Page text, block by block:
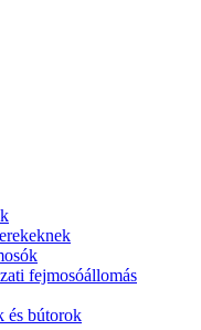
fejmosóállomás
és bútorok